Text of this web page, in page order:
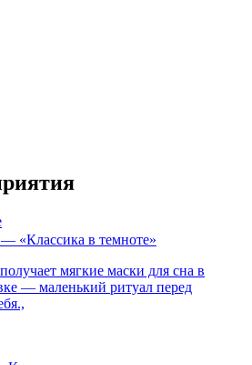
«Классика в темноте»
мягкие маски для сна в
— маленький ритуал перед